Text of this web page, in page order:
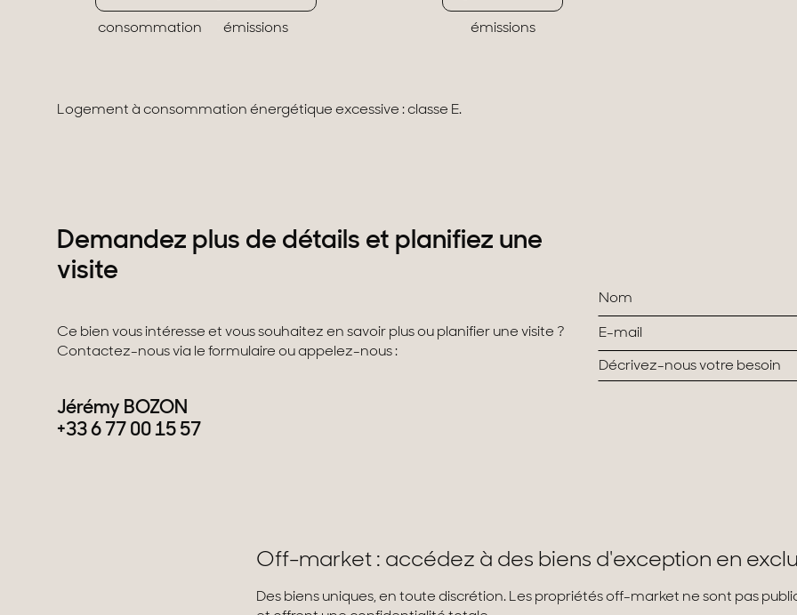
consommation émissions émissions
Logement à consommation énergétique excessive : classe E.
Demandez plus de détails et planifiez une
visite
Ce bien vous intéresse et vous souhaitez en savoir plus ou planifier une visite ?
Contactez-nous via le formulaire ou appelez-nous :
Jérémy BOZON
+33 6 77 00 15 57
Off-market : accédez à des biens d'exception en
Des biens uniques, en toute discrétion. Les propriétés off-market ne sont pas